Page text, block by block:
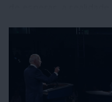
americanas o partido